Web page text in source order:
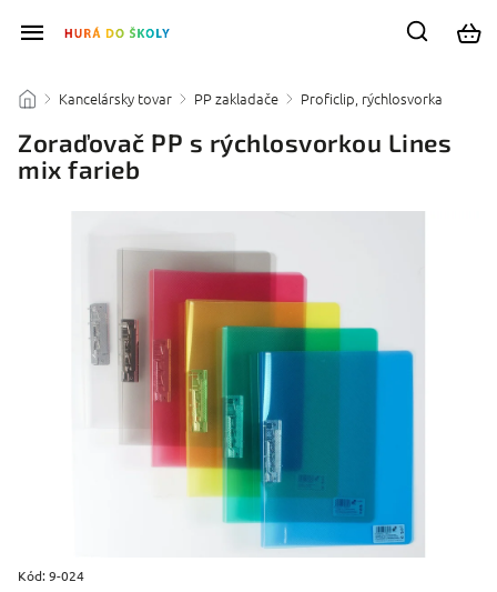
/ Kancelársky tovar / PP zakladače / Proficlip, rýchlosvorka
Zoraďovač PP s rýchlosvorkou Lines
mix farieb
Kód:9-024